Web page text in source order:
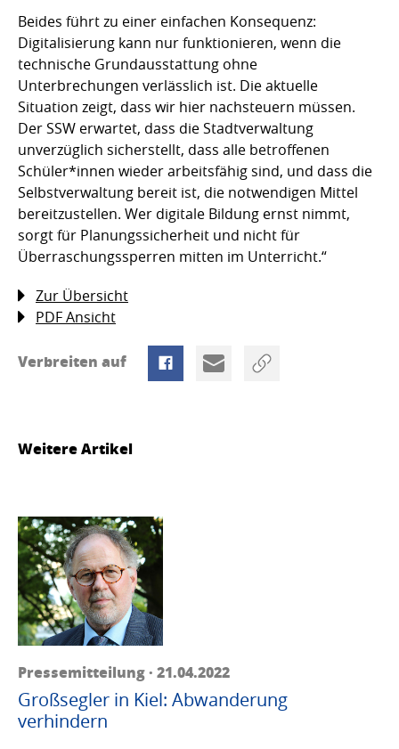
Beides führt zu einer einfachen Konsequenz:
Digitalisierung kann nur funktionieren, wenn die
technische Grundausstattung ohne
Unterbrechungen verlässlich ist. Die aktuelle
Situation zeigt, dass wir hier nachsteuern müssen.
Der SSW erwartet, dass die Stadtverwaltung
unverzüglich sicherstellt, dass alle betroffenen
Schüler*innen wieder arbeitsfähig sind, und dass die
Selbstverwaltung bereit ist, die notwendigen Mittel
bereitzustellen. Wer digitale Bildung ernst nimmt,
sorgt für Planungssicherheit und nicht für
Überraschungssperren mitten im Unterricht.“
Zur Übersicht
PDF Ansicht
Verbreiten auf
Weitere Artikel
Pressemitteilung · 21.04.2022
Großsegler in Kiel: Abwanderung
verhindern